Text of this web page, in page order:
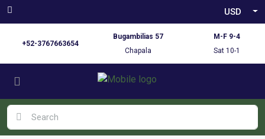
USD
+52-3767663654
Bugambilias 57
Chapala
M-F 9-4
Sat 10-1